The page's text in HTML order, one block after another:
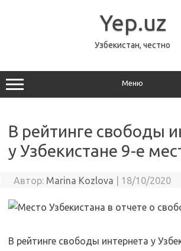
Yep.uz
Узбекистан, честно
Меню
В рейтинге свободы
у Узбекистане 9-е
Автор: Marina Kozlova 18/10/2020
В рейтинге свободы интернета у